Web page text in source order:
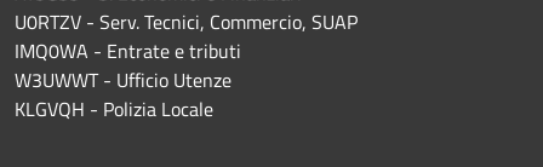
U0RTZV - Serv. Tecnici, Commercio, SUAP
IMQ0WA - Entrate e tributi
W3UWWT - Ufficio Utenze
KLGVQH - Polizia Locale